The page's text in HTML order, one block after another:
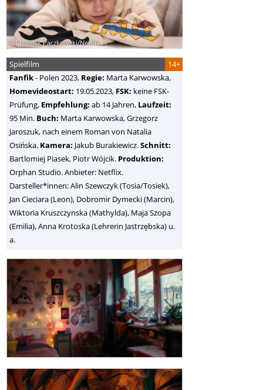
© Przemek Pączkowski/Netflix
14+
Spielfilm
Fanfik- Polen 2023, Regie: Marta Karwowska,
Homevideostart: 19.05.2023, FSK: keine FSK-
Prüfung, Empfehlung: ab 14 Jahren, Laufzeit:
95 Min. Buch: Marta Karwowska, Grzegorz
Jaroszuk, nach einem Roman von Natalia
Osińska. Kamera: Jakub Burakiewicz.Schnitt:
Bartlomiej Piasek, Piotr Wójcik. Produktion:
Orphan Studio. Anbieter: Netflix.
Darsteller*innen: Alin Szewczyk (Tosia/Tosiek),
Jan Cieciara (Leon), Dobromir Dymecki (Marcin),
Wiktoria Kruszczynska (Mathylda), Maja Szopa
(Emilia), Anna Krotoska (Lehrerin Jastrzębska) u.
a.